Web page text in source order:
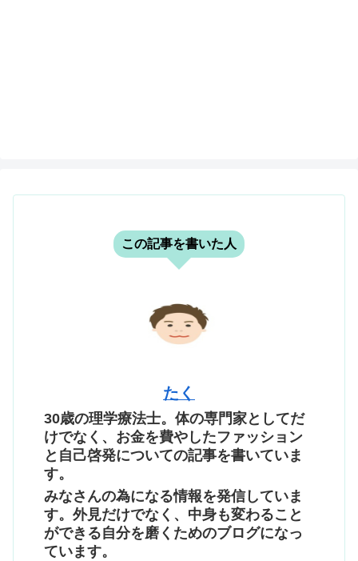
この記事を書いた人
たく
30歳の理学療法士。体の専門家としてだ
けでなく、お金を費やしたファッション
と自己啓発についての記事を書いていま
す。
みなさんの為になる情報を発信していま
す。外見だけでなく、中身も変わること
ができる自分を磨くためのブログになっ
ています。